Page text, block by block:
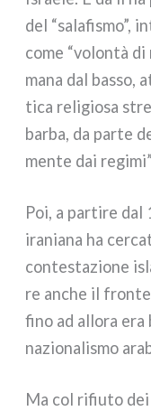
del “sala­fi­smo”,
come “volon­tà
ma­na dal bas­so,
ti­ca reli­gio­sa
bar­ba, da par­te
men­te dai
Poi, a par­ti­re dal
ira­nia­na ha
con­te­sta­zio­ne
re anche il
fino ad allo­ra era
nazio­na­li­smo
Ma col rifiu­to